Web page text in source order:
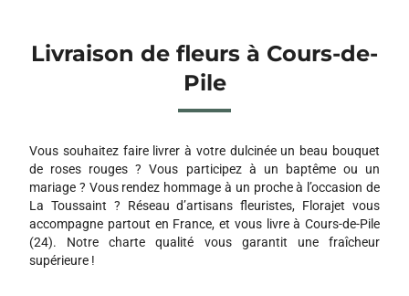
Livraison de fleurs à Cours-de-
Pile
Vous souhaitez faire livrer à votre dulcinée un beau bouquet
de roses rouges ? Vous participez à un baptême ou un
mariage ? Vous rendez hommage à un proche à l’occasion de
La Toussaint ? Réseau d’artisans fleuristes, Florajet vous
accompagne partout en France, et vous livre à Cours-de-Pile
(24). Notre charte qualité vous garantit une fraîcheur
supérieure !